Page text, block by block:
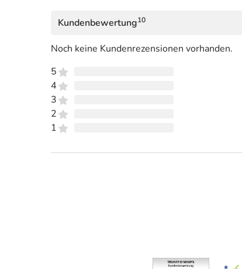
Kundenbewertung10
Noch keine Kundenrezensionen vorhanden.
5
4
3
2
1